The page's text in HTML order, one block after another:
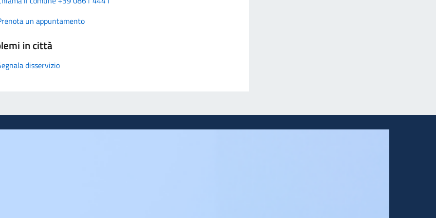
un appuntamento
in città
disservizio